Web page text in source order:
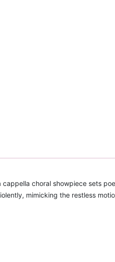
choral showpiece sets
mimicking the restless